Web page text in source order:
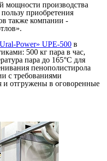
мощности производства
приобретения
также компании -
Power» UPE-500 в
500 кг пара в час,
пара до 165°С для
пенополистирола
с требованиями
и отгружены в оговоренные